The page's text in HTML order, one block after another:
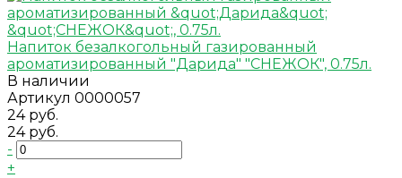
Напиток безалкогольный газированный
ароматизированный "Дарида" "СНЕЖОК", 0.75л.
В наличии
Артикул 0000057
24 руб.
24 руб.
-
+